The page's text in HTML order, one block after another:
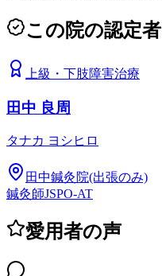
この院の認定者
上級 ・ 下肢障害治療
田中 良周
タナカ ヨシヒロ
田中鍼灸院(出張のみ)
鍼灸師JSPO-AT
愛用者の声